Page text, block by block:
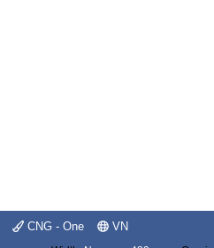
CNG - One VN